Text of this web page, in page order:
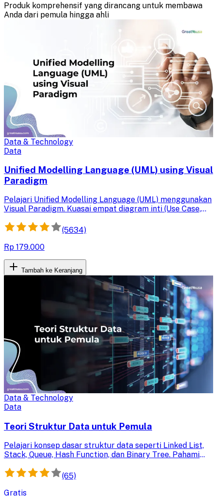
Produk komprehensif yang dirancang untuk membawa
Anda dari pemula hingga ahli
Data & Technology
Data
Unified Modelling Language (UML) using Visual
Paradigm
Pelajari Unified Modelling Language (UML) menggunakan
Visual Paradigm. Kuasai empat diagram inti (Use Case,
data software secara efektif. Tingkatkan pemahamanmu
tentang pentingnya pemodelan data sebelum
implementasi.
(5634)
Rp 179.000
Tambah ke Keranjang
Data & Technology
Data
Teori Struktur Data untuk Pemula
Pelajari konsep dasar struktur data seperti Linked List,
Stack, Queue, Hash Function, dan Binary Tree. Pahami
dan efisien.
(65)
Gratis